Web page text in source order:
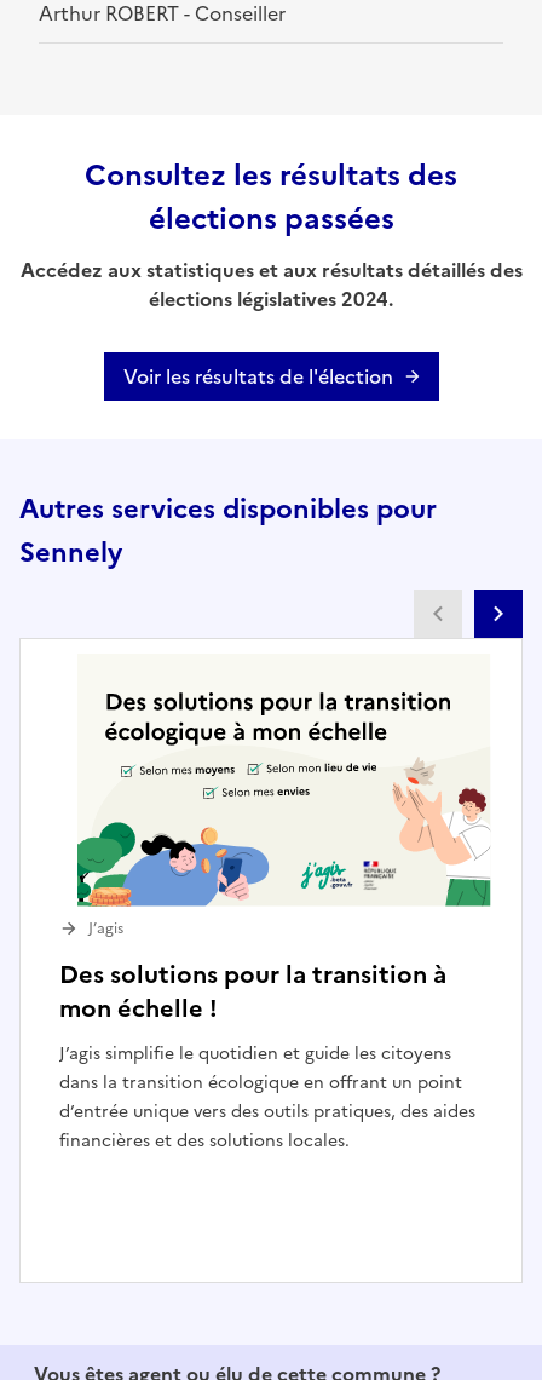
Arthur ROBERT - Conseiller
Consultez les résultats des
élections passées
Accédez aux statistiques et aux résultats détaillés des
élections législatives 2024.
Voir les résultats de l'élection
Autres services disponibles pour
Sennely
Des solutions pour la transition à
mon échelle !
J’agis simplifie le quotidien et guide les citoyens
dans la transition écologique en offrant un point
d’entrée unique vers des outils pratiques, des aides
financières et des solutions locales.
J’agis